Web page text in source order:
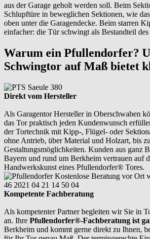
aus der Garage geholt werden soll. Beim
Schlupftüre in beweglichen Sektionen, wie
oben unter die Garagendecke. Beim starren
einfacher: die Tür schwingt als Bestandteil
Warum ein Pfullendorfer?
Schwingtor auf Maß bietet
Direkt vom Hersteller
Als Garagentor Hersteller in Oberschwaben
das Tor praktisch jeden Kundenwunsch
der Tortechnik mit Kipp-, Flügel- oder
ohne Antrieb, über Material und Holzart, bis
Gestaltungsmöglichkeiten. Kunden aus ganz
Bayern und rund um Berkheim vertrauen auf
Handwerkskunst eines Pfullendorfer® Tores.
Kompetente Fachberatung
Als kompetenter Partner begleiten wir Sie in
an. Ihre Pfullendorfer®-Fachberatung ist
Berkheim und kommt gerne direkt zu Ihnen,